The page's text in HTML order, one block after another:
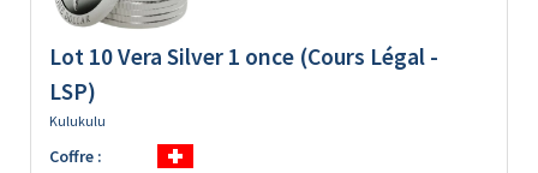
Lot 10 Vera Silver 1 once (Cours Légal -
LSP)
Kulukulu
Coffre :